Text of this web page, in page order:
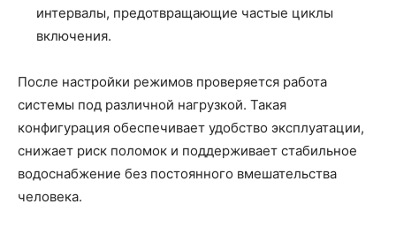
интервалы, предотвращающие частые циклы
включения.
После настройки режимов проверяется работа
системы под различной нагрузкой. Такая
конфигурация обеспечивает удобство эксплуатации,
снижает риск поломок и поддерживает стабильное
водоснабжение без постоянного вмешательства
человека.